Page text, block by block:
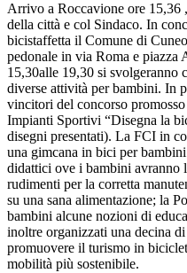
Arrivo a Roccavione ore 15,36
della città e col Sindaco. In
bicistaffetta il Comune di
pedonale in via Roma e
15,30alle 19,30 si svolgeranno
diverse attività per bambini. In
vincitori del concorso
Impianti Sportivi “Disegna la
disegni presentati). La FCI in
una gimcana in bici per
didattici ove i bambini avranno
rudimenti per la corretta
su una sana alimentazione; la
bambini alcune nozioni di
inoltre organizzati una decina
promuovere il turismo in
mobilità più sostenibile.